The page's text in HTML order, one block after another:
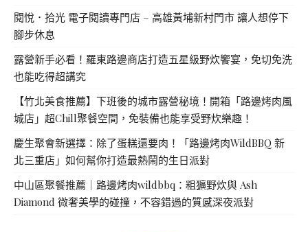
閱悅．拾光 電子閱讀專門店 – 高雄黃埔新村門市 讓人想停下
腳步休息
露營新手必看！羅東路邊商店打造五星級野炊饗宴，免切免洗
也能吃得超講究
【竹北美食推薦】下班後的城市露營秘境！開箱「路邊烤肉風
城店」超Chill聚餐空間，免裝備也能享受野炊樂趣！
慶生聚會新選擇：除了蛋糕還要肉！「路邊烤肉WildBBQ 新
北三重店」如何幫你打造最熱鬧的生日派對
中山區聚餐推薦｜路邊烤肉wildbbq：粗獷野炊與 Ash
Diamond 微奢美學的碰撞，不容錯過的質感深夜派對